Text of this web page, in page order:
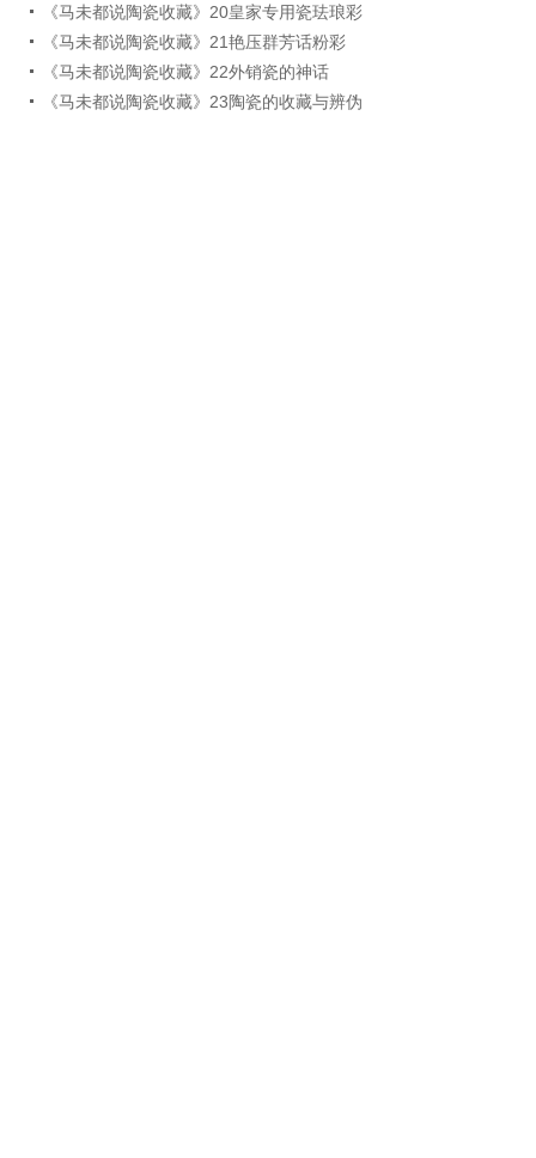
《马未都说陶瓷收藏》20皇家专用瓷珐琅彩
《马未都说陶瓷收藏》21艳压群芳话粉彩
《马未都说陶瓷收藏》22外销瓷的神话
《马未都说陶瓷收藏》23陶瓷的收藏与辨伪